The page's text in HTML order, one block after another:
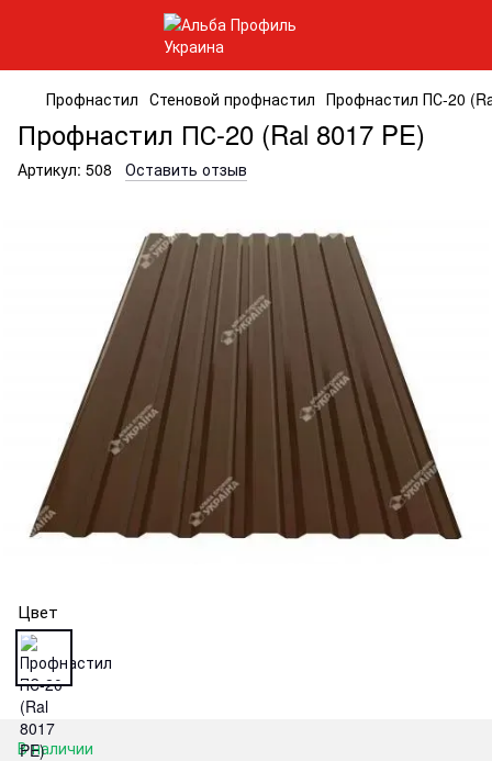
Профнастил Стеновой профнастил Профнастил ПС-20
Профнастил ПС-20 (Ral 8017 PE)
Артикул: 508 Оставить отзыв
Цвет
В наличии